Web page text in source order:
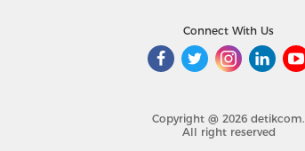
Connect With Us
Copyright @ 2026 detikcom.
All right reserved